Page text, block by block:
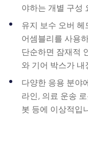
야하는 개별 구성
유지 보수 오버
어셈블리를 사용
단순하면 잠재적
와 기어 박스가
다양한 응용 분야
라인, 의료 운송
봇 등에 이상적입